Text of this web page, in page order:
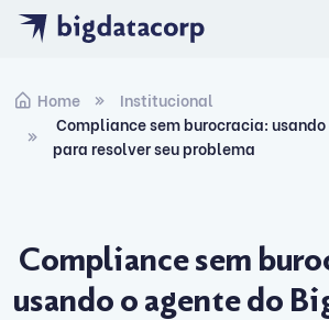
Skip to navigation
Skip to content
Home
Institucional
Compliance sem burocracia:
para resolver seu problema
Compliance sem
usando o agente do